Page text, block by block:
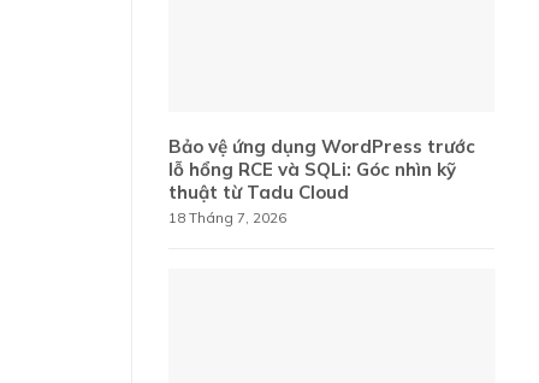
Bảo vệ ứng dụng WordPress trước
lỗ hổng RCE và SQLi: Góc nhìn kỹ
thuật từ Tadu Cloud
18 Tháng 7, 2026